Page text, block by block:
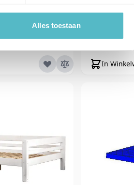
Alles toestaan
160 cm
Speciale prijs
€ 44,98
In